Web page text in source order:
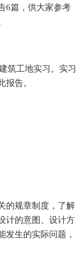
6篇，供大家参考
筑工地实习。实习
告。
的规章制度，了解
计的意图、设计方
发生的实际问题，